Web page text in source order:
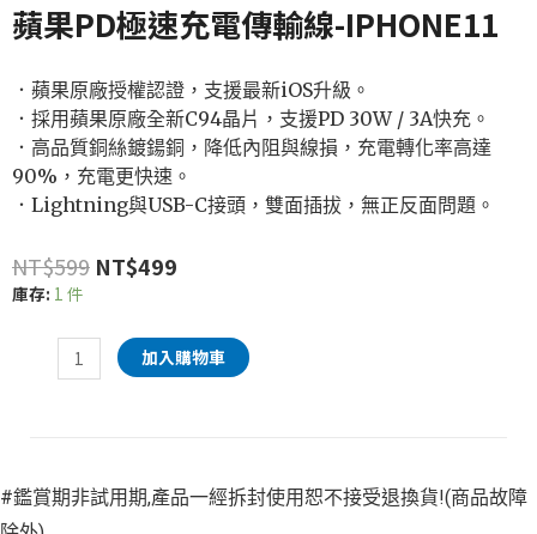
蘋果PD極速充電傳輸線-IPHONE11
．蘋果原廠授權認證，支援最新iOS升級。
．採用蘋果原廠全新C94晶片，支援PD 30W / 3A快充。
．高品質銅絲鍍鍚銅，降低內阻與線損，充電轉化率高達
90%，充電更快速。
．Lightning與USB-C接頭，雙面插拔，無正反面問題。
NT$599 NT$499
庫存: 1 件
加入購物車
#鑑賞期非試用期,產品一經拆封使用恕不接受退換貨!(商品故障